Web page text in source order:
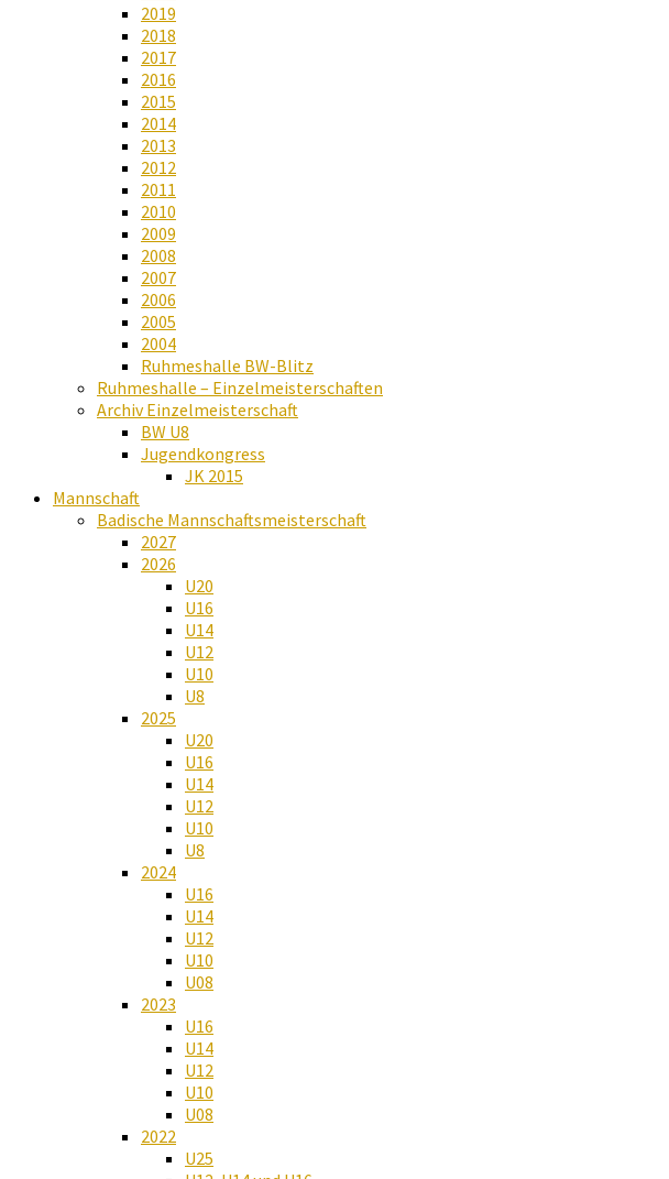
2019
2018
2017
2016
2015
2014
2013
2012
2011
2010
2009
2008
2007
2006
2005
2004
Ruhmeshalle BW-Blitz
Ruhmeshalle – Einzelmeisterschaften
Archiv Einzelmeisterschaft
BW U8
Jugendkongress
JK 2015
Mannschaft
Badische Mannschaftsmeisterschaft
2027
2026
U20
U16
U14
U12
U10
U8
2025
U20
U16
U14
U12
U10
U8
2024
U16
U14
U12
U10
U08
2023
U16
U14
U12
U10
U08
2022
U25